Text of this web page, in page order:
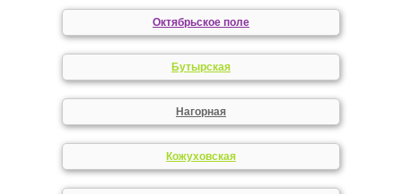
Октябрьское поле
Бутырская
Нагорная
Кожуховская